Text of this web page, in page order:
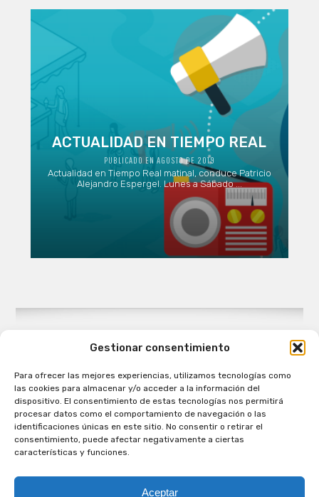
Gestionar consentimiento
Para ofrecer las mejores experiencias, utilizamos tecnologías como
las cookies para almacenar y/o acceder a la información del
dispositivo. El consentimiento de estas tecnologías nos permitirá
procesar datos como el comportamiento de navegación o las
identificaciones únicas en este sitio. No consentir o retirar el
consentimiento, puede afectar negativamente a ciertas
características y funciones.
Aceptar
ACTUALIDAD EN TIEMPO REAL
PUBLICADO EN AGOSTO DE 2019
Actualidad en Tiempo Real matinal, conduce Patricio
Alejandro Espergel. Lunes a Sábado ...
Patagual Radio Digital 2026 - Todos los derechos
reservados
la Radio de Verdad
Cobertura
Programación
Escríbenos